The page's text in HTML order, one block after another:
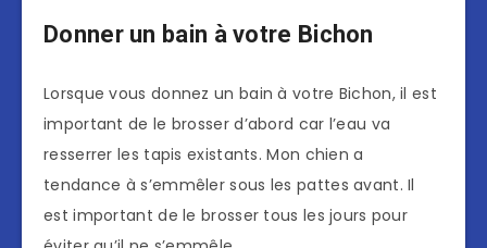
Donner un bain à votre Bichon
Lorsque vous donnez un bain à votre Bichon, il est
important de le brosser d’abord car l’eau va
resserrer les tapis existants. Mon chien a
tendance à s’emmêler sous les pattes avant. Il
est important de le brosser tous les jours pour